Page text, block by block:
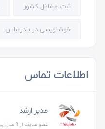
ثبت مشاغل کشور
خوشنویسی در بندرعباس
اطلاعات تماس
مدیر ارشد
عضو سایت از 9 سال پیش